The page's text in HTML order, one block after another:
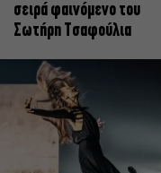
σειρά φαινόμενο του
Σωτήρη Τσαφούλια